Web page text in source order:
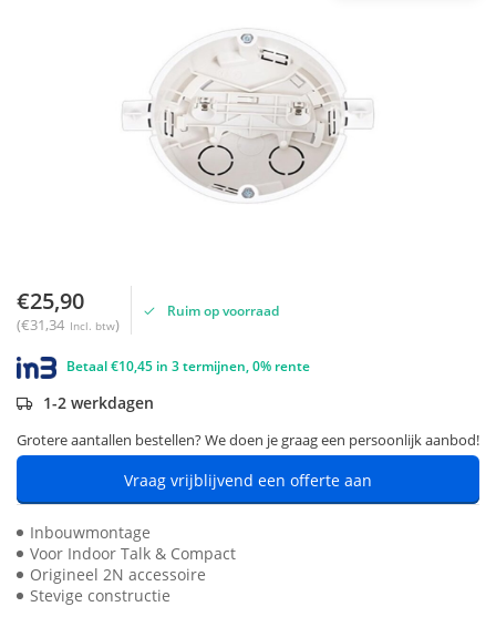
€25,90
(€31,34 Incl. btw)
Ruim op voorraad
Betaal €10,45 in 3 termijnen, 0% rente
1-2 werkdagen
Grotere aantallen bestellen? We doen je graag een persoonlijk aanbod!
Vraag vrijblijvend een offerte aan
Inbouwmontage
Voor Indoor Talk & Compact
Origineel 2N accessoire
Stevige constructie